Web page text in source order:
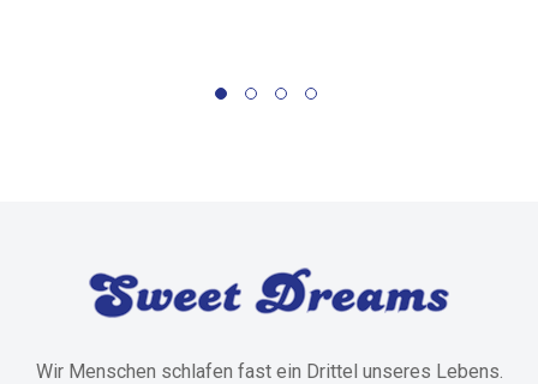
Wir Menschen schlafen fast ein Drittel unseres Lebens.